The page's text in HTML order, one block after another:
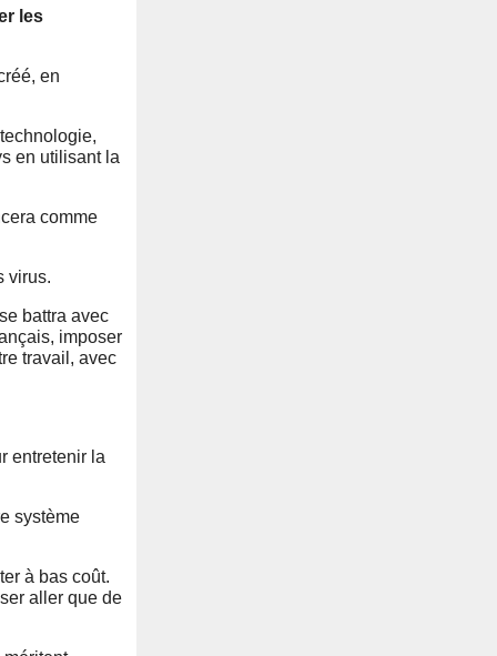
les
en
en utilisant la
comme
virus.
battra avec
imposer
travail, avec
entretenir la
système
à bas coût.
aller que de